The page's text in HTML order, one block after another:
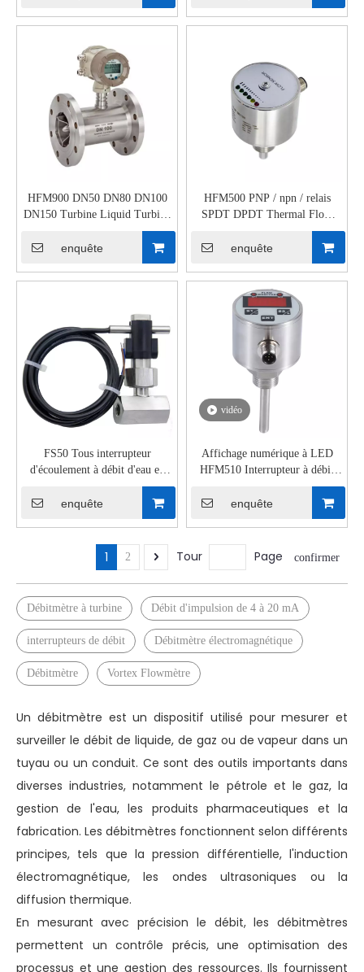
HFM900 DN50 DN80 DN100
DN150 Turbine Liquid Turbine
enquête
HFM500 PNP / npn / relais
SPDT DPDT Thermal Flow
enquête
FS50 Tous interrupteur
d'écoulement à débit d'eau en
enquête
vidéo
Affichage numérique à LED
HFM510 Interrupteur à débit
enquête
1 2 Tour Page confirmer
Débitmètre à turbine Débit d'impulsion de 4 à 20 mA
interrupteurs de débit Débitmètre électromagnétique
Débitmètre Vortex Flowmètre
Un débitmètre est un dispositif utilisé pour mesurer et
surveiller le débit de liquide, de gaz ou de vapeur dans un
tuyau ou un conduit. Ce sont des outils importants dans
diverses industries, notamment le pétrole et le gaz, la
gestion de l'eau, les produits pharmaceutiques et la
fabrication. Les débitmètres fonctionnent selon différents
principes, tels que la pression différentielle, l'induction
électromagnétique, les ondes ultrasoniques ou la
diffusion thermique.
En mesurant avec précision le débit, les débitmètres
permettent un contrôle précis, une optimisation des
processus et une gestion des ressources. Ils fournissent